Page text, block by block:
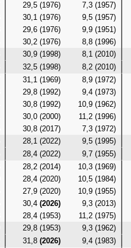
29,5 (1976)
7,3 (1957)
30,1 (1976)
9,5 (1957)
29,6 (1976)
9,9 (1951)
30,2 (1976)
8,8 (1996)
30,9 (1998)
8,1 (2010)
32,5 (1998)
8,2 (2010)
31,1 (1969)
8,9 (1972)
29,8 (1992)
9,4 (1973)
30,8 (1992)
10,9 (1962)
30,0 (2000)
11,2 (1996)
30,8 (2017)
7,3 (1972)
28,1 (2022)
9,5 (1995)
28,4 (2022)
9,7 (1955)
28,2 (2014)
10,3 (1969)
28,4 (2020)
10,5 (1984)
27,9 (2020)
10,9 (1955)
30,4(2026)
9,3 (2013)
28,4 (1953)
11,2 (1975)
29,8 (1953)
9,3 (1962)
31,8(2026)
9,4 (1983)